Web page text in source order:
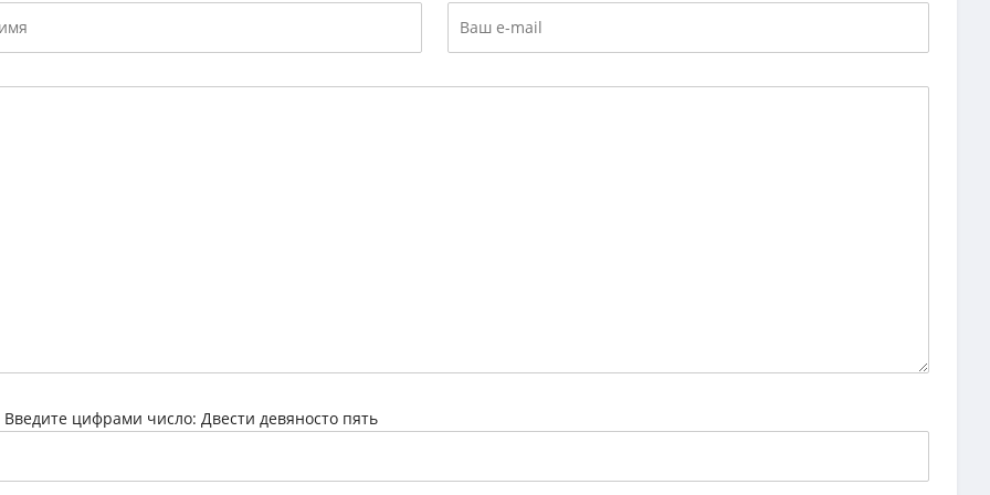
Введите цифрами число: Двести девяносто пять